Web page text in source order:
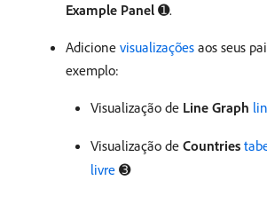
Example Panel ➊.
Adicione visualizações aos seus
exemplo:
Visualização de Line Graph
Visualização de Countries
livre ➌